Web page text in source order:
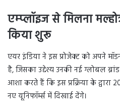
एम्प्लॉइज से मिलना
कियाशुरू
एयर इंडिया ने इस प्रोजेक्ट को अपने
है, जिसका उद्देश्य उनकी नई ग्लोबल
आशा करते हैं कि इस प्रक्रिया के
नए यूनिफॉर्म्स में दिखाई देंगे।